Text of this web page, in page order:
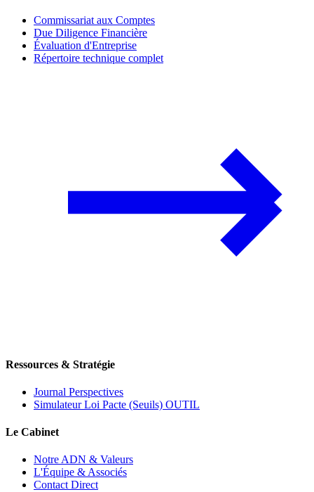
Commissariat aux Comptes
Due Diligence Financière
Évaluation d'Entreprise
Répertoire technique complet
Ressources & Stratégie
Journal Perspectives
Simulateur Loi Pacte (Seuils) OUTIL
Le Cabinet
Notre ADN & Valeurs
L'Équipe & Associés
Contact Direct